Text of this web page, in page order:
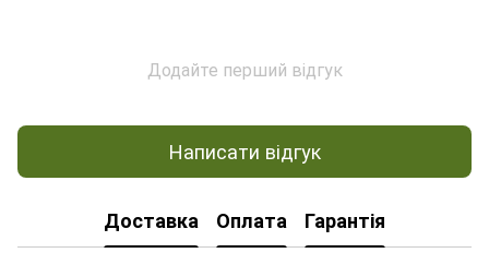
Додайте перший відгук
Написати відгук
Доставка Оплата Гарантія